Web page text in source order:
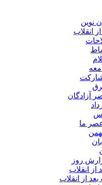
نوین
انقلاب
آزادگان
ما
روز
از انقلاب
از انقلاب